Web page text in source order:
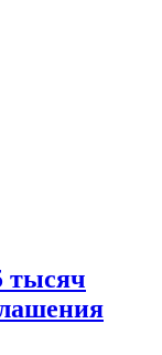
тысяч